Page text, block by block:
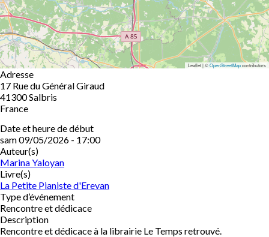
Leaflet | ©OpenStreetMapcontributors
Adresse
17 Rue du Général Giraud
41300Salbris
France
Date et heure de début
sam 09/05/2026 - 17:00
Auteur(s)
Marina Yaloyan
Livre(s)
La Petite Pianiste d'Erevan
Type d’événement
Rencontre et dédicace
Description
Rencontre et dédicace à la librairie Le Temps retrouvé.